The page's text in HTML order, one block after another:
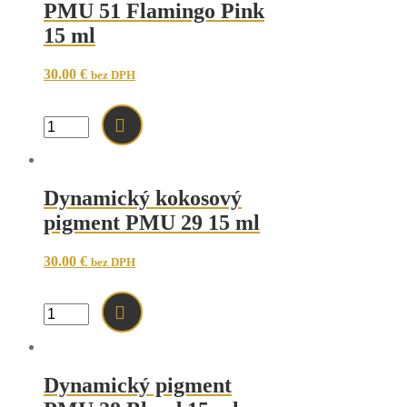
PMU 51 Flamingo Pink
15 ml
30.00 € bez DPH
množstvo
Dynamický
51
Flamingo
Pink
15
ml
Dynamický kokosový
pigment PMU 29 15 ml
30.00 € bez DPH
množstvo
Dynamický
PMU
29
Dynamický pigment